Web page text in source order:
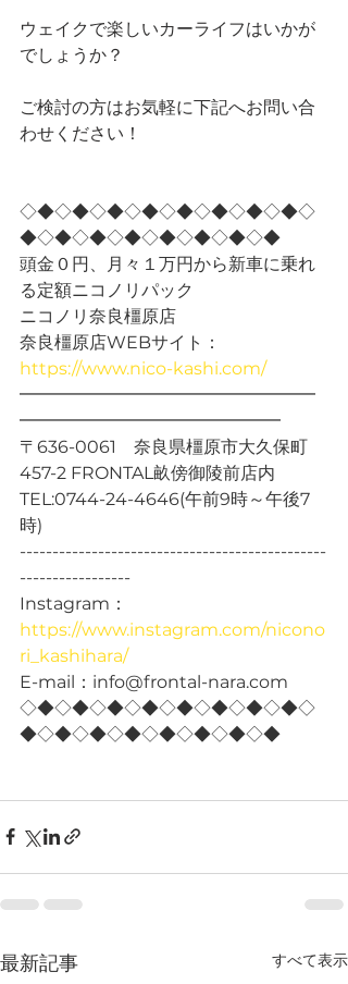
ウェイクで楽しいカーライフはいかが
でしょうか？
ご検討の方はお気軽に下記へお問い合
わせください！
◇◆◇◆◇◆◇◆◇◆◇◆◇◆◇◆◇
◆◇◆◇◆◇◆◇◆◇◆◇◆◇◆
頭金０円、月々１万円から新車に乗れ
る定額ニコノリパック
ニコノリ奈良橿原店
奈良橿原店WEBサイト：
https://www.nico-kashi.com/
━━━━━━━━━━━━━━━━━
━━━━━━━━━━━━━━━
〒636-0061　奈良県橿原市大久保町
457-2 FRONTAL畝傍御陵前店内
TEL:0744-24-4646(午前9時～午後7
時)
-----------------------------------------------
-----------------
Instagram：
https://www.instagram.com/nicono
ri_kashihara/
E-mail：info@frontal-nara.com
◇◆◇◆◇◆◇◆◇◆◇◆◇◆◇◆◇
◆◇◆◇◆◇◆◇◆◇◆◇◆◇◆
最新記事 すべて表示